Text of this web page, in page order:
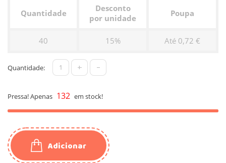
Quantidade
Desconto
por unidade
Poupa
40 15% Até 0,72 €
Quantidade: + -
Pressa! Apenas 132 em stock!
Adicionar